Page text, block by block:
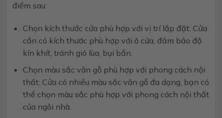
điểm sau:
Chọn kích thước cửa phù hợp với vị trí lắp đặt: Cửa
cần có kích thước phù hợp với ô cửa, đảm bảo độ
kín khít, tránh gió lùa, bụi bẩn.
Chọn màu sắc vân gỗ phù hợp với phong cách nội
thất: Cửa có nhiều màu sắc vân gỗ đa dạng, bạn có
thể chọn màu sắc phù hợp với phong cách nội thất
của ngôi nhà.